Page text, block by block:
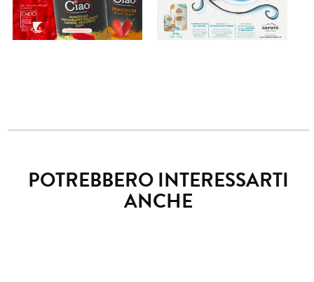
POTREBBERO INTERESSARTI
ANCHE